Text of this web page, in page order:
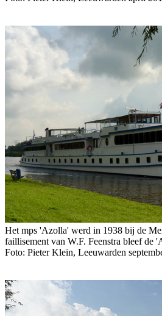
Het mps 'Azolla' werd in 1938 bij de
faillisement van W.F. Feenstra bleef de
Foto: Pieter Klein, Leeuwarden